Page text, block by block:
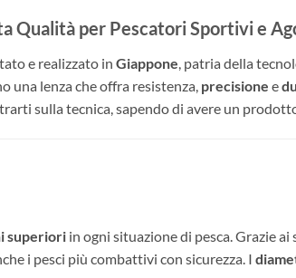
Qualità per Pescatori Sportivi e
e realizzato in Giappone, patria della
una lenza che offra resistenza, precisione e
sulla tecnica, sapendo di avere un
superiori in ogni situazione di pesca. Grazie ai
i pesci più combattivi con sicurezza. I